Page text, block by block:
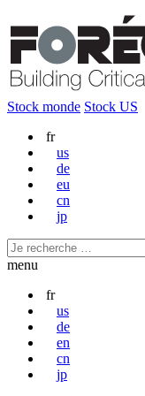
Stock monde Stock US
fr
us
de
eu
cn
jp
menu
fr
us
de
en
cn
jp